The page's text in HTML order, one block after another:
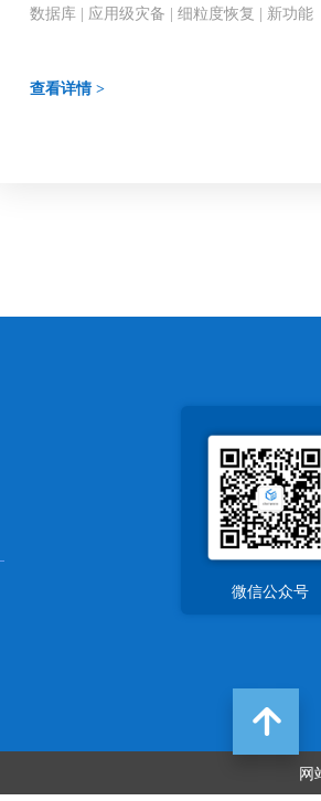
数据库 | 应用级灾备 | 细粒度恢复 | 新功能
查看详情 >
微信公众号
网
녕